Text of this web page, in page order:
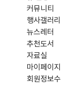
커뮤니티
행사갤러리
뉴스레터
추천도서
자료실
마이페이지
회원정보수